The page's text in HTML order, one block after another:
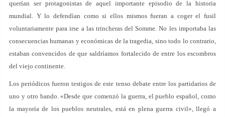
querían ser protagonistas de aquel importante episodio de la historia
mundial. Y lo defendían como si ellos mismos fueran a coger el fusil
voluntariamente para irse a las trincheras del Somme. No les importaba las
consecuencias humanas y económicas de la tragedia, sino todo lo contrario,
estaban convencidos de que saldríamos fortalecido de entre los escombros
del viejo continente.
Los periódicos fueron testigos de este tenso debate entre los partidarios de
uno y otro bando. «Desde que comenzó la guerra, el pueblo español, como
la mayoría de los pueblos neutrales, está en plena guerra civil», llegó a